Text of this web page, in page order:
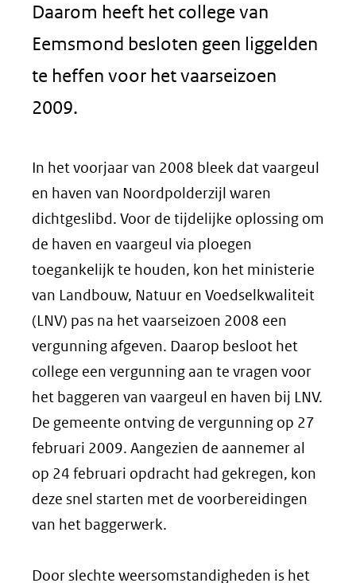
Daarom heeft het college van
Eemsmond besloten geen liggelden
te heffen voor het vaarseizoen
2009.
In het voorjaar van 2008 bleek dat vaargeul
en haven van Noordpolderzijl waren
dichtgeslibd. Voor de tijdelijke oplossing om
de haven en vaargeul via ploegen
toegankelijk te houden, kon het ministerie
van Landbouw, Natuur en Voedselkwaliteit
(LNV) pas na het vaarseizoen 2008 een
vergunning afgeven. Daarop besloot het
college een vergunning aan te vragen voor
het baggeren van vaargeul en haven bij LNV.
De gemeente ontving de vergunning op 27
februari 2009. Aangezien de aannemer al
op 24 februari opdracht had gekregen, kon
deze snel starten met de voorbereidingen
van het baggerwerk.
Door slechte weersomstandigheden is het